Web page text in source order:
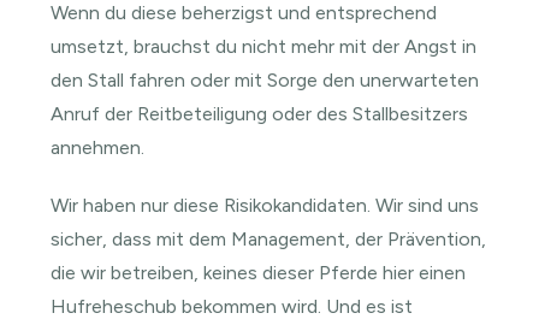
Wenn du diese beherzigst und entsprechend
umsetzt, brauchst du nicht mehr mit der Angst in
den Stall fahren oder mit Sorge den unerwarteten
Anruf der Reitbeteiligung oder des Stallbesitzers
annehmen.
Wir haben nur diese Risikokandidaten. Wir sind uns
sicher, dass mit dem Management, der Prävention,
die wir betreiben, keines dieser Pferde hier einen
Hufreheschub bekommen wird. Und es ist